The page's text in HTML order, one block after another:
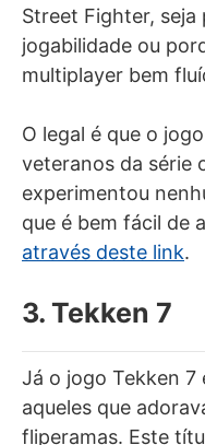
Street Fighter, seja
jogabilidade ou
multiplayer bem
O legal é que o
veteranos da série
experimentou
que é bem fácil de
através deste link.
3. Tekken 7
Já o jogo Tekken 7
aqueles que
fliperamas. Este